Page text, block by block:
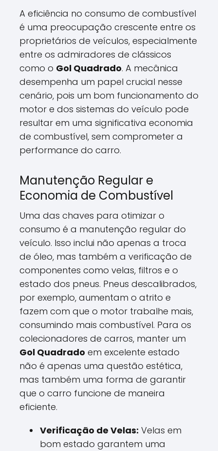
A eficiência no consumo de combustível
é uma preocupação crescente entre os
proprietários de veículos, especialmente
entre os admiradores de clássicos
como o Gol Quadrado. A mecânica
desempenha um papel crucial nesse
cenário, pois um bom funcionamento do
motor e dos sistemas do veículo pode
resultar em uma significativa economia
de combustível, sem comprometer a
performance do carro.
Manutenção Regular e
Economia de Combustível
Uma das chaves para otimizar o
consumo é a manutenção regular do
veículo. Isso inclui não apenas a troca
de óleo, mas também a verificação de
componentes como velas, filtros e o
estado dos pneus. Pneus descalibrados,
por exemplo, aumentam o atrito e
fazem com que o motor trabalhe mais,
consumindo mais combustível. Para os
colecionadores de carros, manter um
Gol Quadrado em excelente estado
não é apenas uma questão estética,
mas também uma forma de garantir
que o carro funcione de maneira
eficiente.
Verificação de Velas: Velas em
bom estado garantem uma